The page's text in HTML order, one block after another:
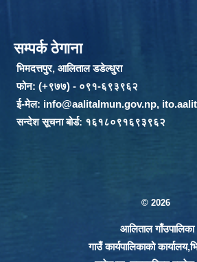
सम्पर्क ठेगाना
भिमदत्तपुर, आलिताल डडेल्धुरा
फोन: (+९७७) - ०९१-६९३९६२
ई-मेल: info@aalitalmun.gov.np,
सन्देश सूचना बोर्ड: १६१८०९१६९३९६२
© 2026
आलिताल गाँउपालिका
गाउँ कार्यपालिकाको